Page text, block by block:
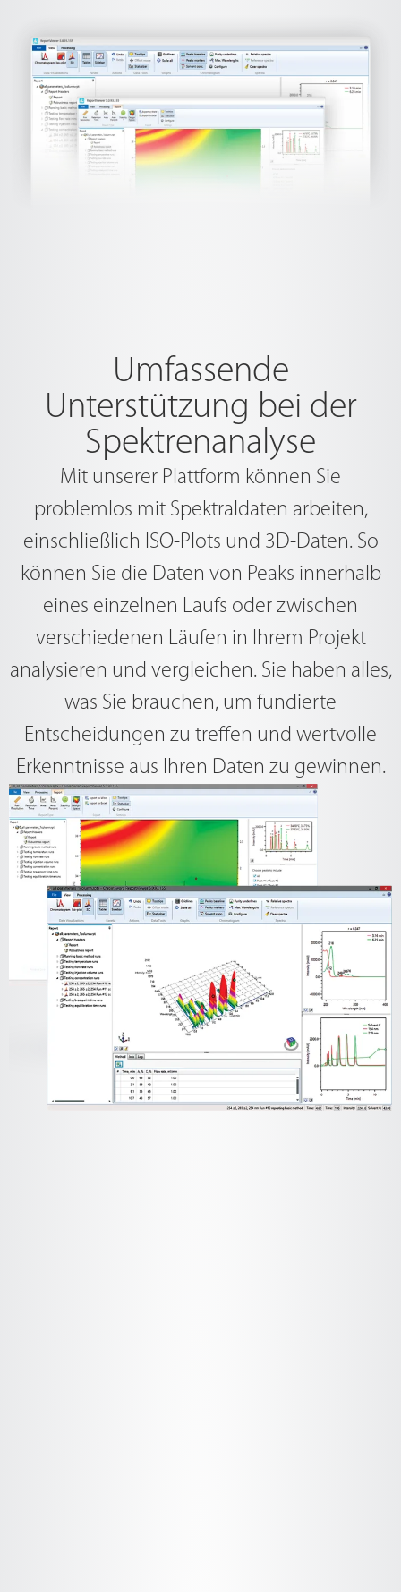
Umfassende
Unterstützung bei der
Spektrenanalyse
Mit unserer Plattform können Sie
problemlos mit Spektraldaten arbeiten,
einschließlich ISO-Plots und 3D-Daten. So
können Sie die Daten von Peaks innerhalb
eines einzelnen Laufs oder zwischen
verschiedenen Läufen in Ihrem Projekt
analysieren und vergleichen. Sie haben alles,
was Sie brauchen, um fundierte
Entscheidungen zu treffen und wertvolle
Erkenntnisse aus Ihren Daten zu gewinnen.